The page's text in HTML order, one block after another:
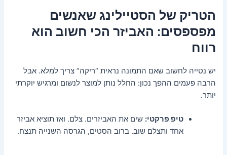
הטריק של הסטיילינג שאנשים
מפספסים: האביזר הכי חשוב הוא
רווח
יש נטייה לחשוב שאם התמונה נראית “ריקה” צריך למלא. אבל
הרבה פעמים ההפך נכון: החלל נותן למוצר לנשום ומרגיש יוקרתי
יותר.
טיפ פרקטי: שים את האביזרים. צלם. ואז תוציא אביזר
אחד ותצלם שוב. ברוב הסטים, הגרסה השנייה תנצח.